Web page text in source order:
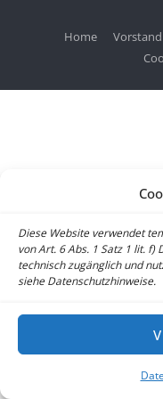
Diese Website verwendet
von Art. 6 Abs. 1 Satz 1 lit. f)
technisch zugänglich und
siehe Datenschutzhinweise.
Home Vorstand